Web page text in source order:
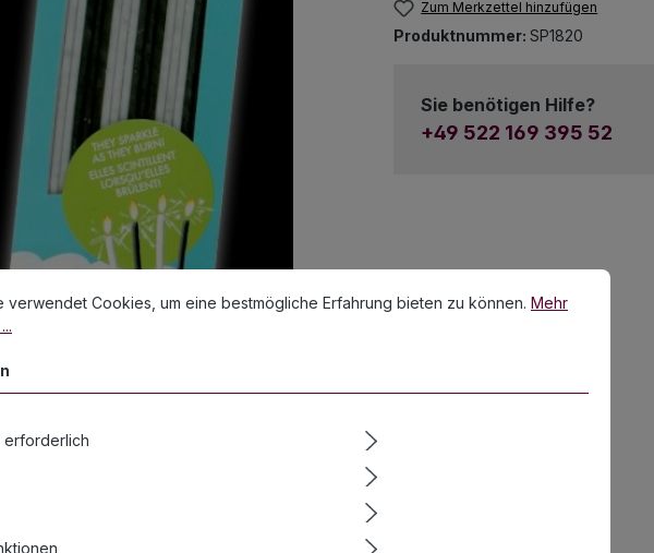
Zum Merkzettel hinzufügen
Produktnummer: SP1820
Sie benötigen Hilfe?
+49 522 169 395 52
Cookies, um eine bestmögliche Erfahrung bieten zu können.
Mehr Informationen ...
verwendet Cookies, um eine bestmögliche Erfahrung bieten zu können. Mehr
erforderlich